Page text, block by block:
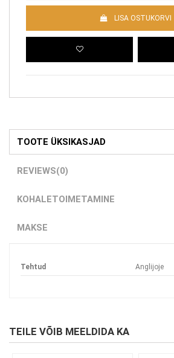
LISA OSTUKORVI
TOOTE ÜKSIKASJAD
REVIEWS(0)
KOHALETOIMETAMINE
MAKSE
Tehtud Anglijoje
TEILE VÕIB MEELDIDA KA